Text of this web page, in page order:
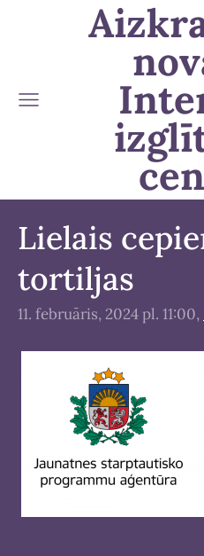
Lielais
tortiljas
11. februāris, 2024 pl. 11:00,